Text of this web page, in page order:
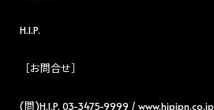
H.I.P.
［お問合せ］
(問)H.I.P. 03-3475-9999 / www.hipjpn.co.jp